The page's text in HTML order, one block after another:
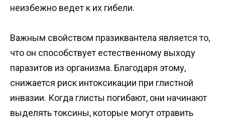
неизбежно ведет к их гибели.
Важным свойством празиквантела является то,
что он способствует естественному выходу
паразитов из организма. Благодаря этому,
снижается риск интоксикации при глистной
инвазии. Когда глисты погибают, они начинают
выделять токсины, которые могут отравить